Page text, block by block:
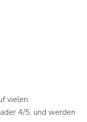
vielen
4/5, und werden